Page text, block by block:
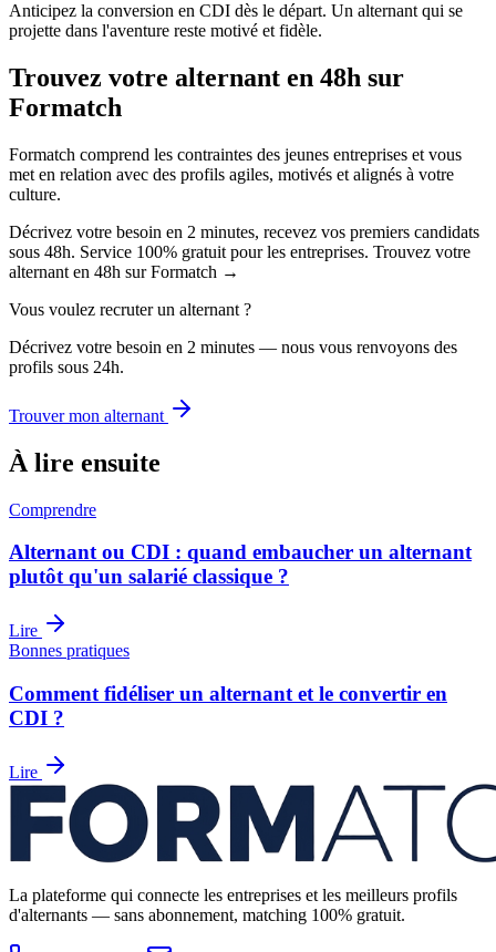
Anticipez la conversion en CDI dès le départ. Un alternant qui se
projette dans l'aventure reste motivé et fidèle.
Trouvez votre alternant en 48h sur
Formatch
Formatch comprend les contraintes des jeunes entreprises et vous
met en relation avec des profils agiles, motivés et alignés à votre
culture.
Décrivez votre besoin en 2 minutes, recevez vos premiers candidats
sous 48h. Service 100% gratuit pour les entreprises. Trouvez votre
alternant en 48h sur Formatch →
Vous voulez recruter un alternant ?
Décrivez votre besoin en 2 minutes — nous vous renvoyons des
profils sous 24h.
Trouver mon alternant
À lire ensuite
Comprendre
Alternant ou CDI : quand embaucher un alternant
plutôt qu'un salarié classique ?
Lire
Bonnes pratiques
Comment fidéliser un alternant et le convertir en
CDI ?
Lire
La plateforme qui connecte les entreprises et les meilleurs profils
d'alternants — sans abonnement, matching 100% gratuit.